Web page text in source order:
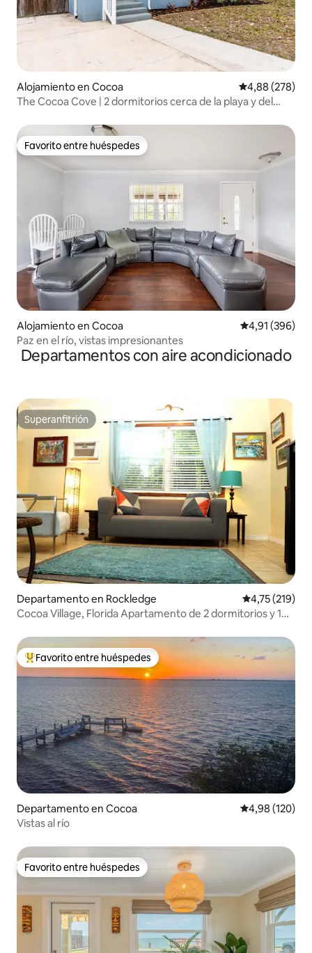
Alojamiento en Cocoa Calificación
4,88 (278)
The Cocoa Cove | 2 dormitorios cerca de la playa y del
Favorito entre huéspedes
Favorito entre huéspedes
Alojamiento en Cocoa Calificación
4,91 (396)
Paz en el río, vistas impresionantes
Departamentos con aire acondicionado
Superanfitrión
Superanfitrión
Departamento en Rockledge Calificación
4,75 (219)
Cocoa Village, Florida Apartamento de 2 dormitorios y 1
Favorito entre los huéspedes más destacados
Favorito entre huéspedes
Departamento en Cocoa Calificación
4,98 (120)
Vistas al río
Favorito entre huéspedes
Favorito entre huéspedes